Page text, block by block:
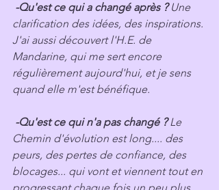
-Qu'est ce qui a changé après ? Une
clarification des idées, des inspirations.
J'ai aussi découvert l'H.E. de
Mandarine, qui me sert encore
régulièrement aujourd'hui, et je sens
quand elle m'est bénéfique.
-Qu'est ce qui n'a pas changé ? Le
Chemin d'évolution est long.... des
peurs, des pertes de confiance, des
blocages... qui vont et viennent tout en